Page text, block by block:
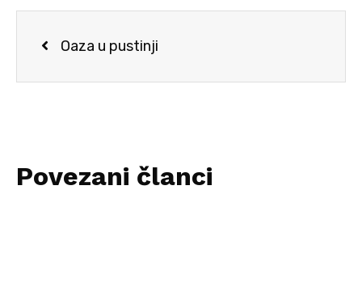
Oaza u pustinji
Povezani članci